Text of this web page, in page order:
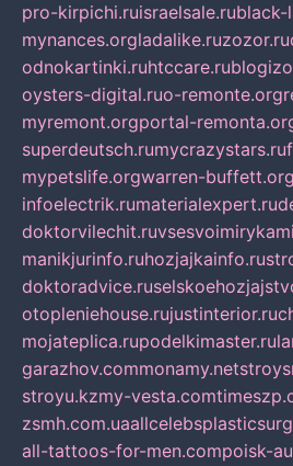
pro-kirpichi.ruisraelsale.rublack-
mynances.orgladalike.ruzozor.ru
odnokartinki.ruhtccare.ru
oysters-digital.ruo-remonte.org
myremont.orgportal-
superdeutsch.rumycrazystars.ru
mypetslife.orgwarren-buffett.org
infoelectrik.rumaterialexpert.ru
doktorvilechit.ru
manikjurinfo.ruhozjajkainfo.ru
doktoradvice.ru
otopleniehouse.rujustinterior.ru
mojateplica.rupodelkimaster.ru
garazhov.commonamy.net
stroyu.kzmy-vesta.com
zsmh.com.ua
all-tattoos-for-men.compoisk-